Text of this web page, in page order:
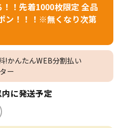
！先着1000枚限定 全品
ン！！！※無くなり次第
!かんたんWEB分割払い
ー
に発送予定